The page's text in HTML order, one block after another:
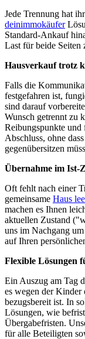
Jede Trennung hat
deinimmokäufer
Standard-Ankauf
Last für beide Seiten
Hausverkauf trotz
Falls die
festgefahren ist,
sind darauf
Wunsch getrennt zu
Reibungspunkte und
Abschluss, ohne
gegenübersitzen
Übernahme im Ist-
Oft fehlt nach einer
gemeinsame Haus
machen es Ihnen
aktuellen Zustand
uns im Nachgang
auf Ihren
Flexible Lösungen
Ein Auszug am Tag
es wegen der
bezugsbereit ist. In
Lösungen, wie
Übergabefristen.
für alle Beteiligten